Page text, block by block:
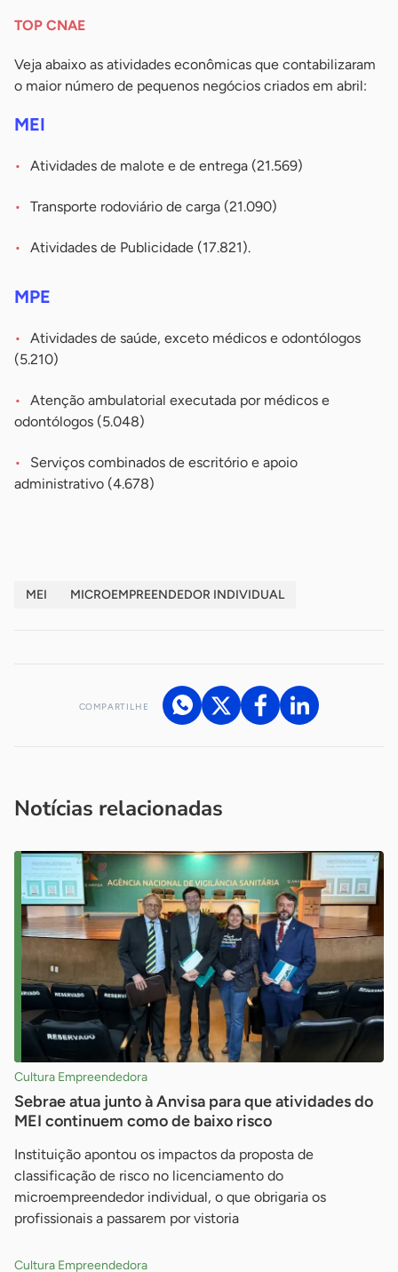
TOP CNAE
Veja abaixo as atividades econômicas que contabilizaram
o maior número de pequenos negócios criados em abril:
MEI
Atividades de malote e de entrega (21.569)
Transporte rodoviário de carga (21.090)
Atividades de Publicidade (17.821).
MPE
Atividades de saúde, exceto médicos e odontólogos
(5.210)
Atenção ambulatorial executada por médicos e
odontólogos (5.048)
Serviços combinados de escritório e apoio
administrativo (4.678)
MEI MICROEMPREENDEDOR INDIVIDUAL
COMPARTILHE
Notícias relacionadas
Cultura Empreendedora
Sebrae atua junto à Anvisa para que atividades do
MEI continuem como de baixo risco
Instituição apontou os impactos da proposta de
classificação de risco no licenciamento do
microempreendedor individual, o que obrigaria os
profissionais a passarem por vistoria
Cultura Empreendedora